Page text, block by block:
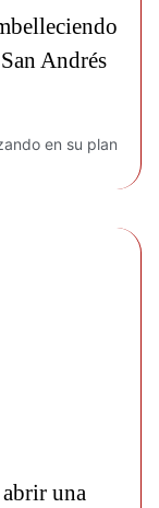
Andrés
en su plan
una